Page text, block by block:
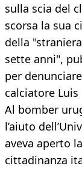
sulla scia del
scorsa la sua
della
sette anni",
per
calciatore Luis
Al bomber
l’aiuto
aveva aperto
cittadinanza